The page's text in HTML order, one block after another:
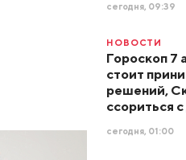
сегодня, 09:39
НОВОСТИ
Гороскоп 7
стоит
решений,
ссориться
сегодня, 01:00